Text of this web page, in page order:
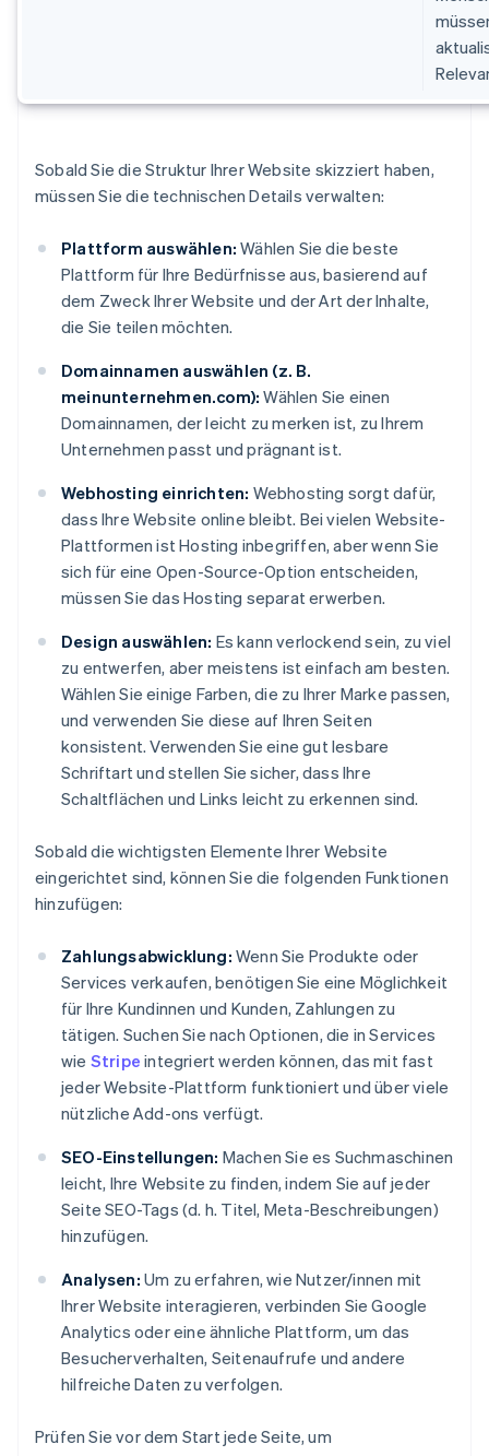
Sobald Sie die Struktur Ihrer Website skizziert haben,
müssen Sie die technischen Details verwalten:
Plattform auswählen: Wählen Sie die beste
Plattform für Ihre Bedürfnisse aus, basierend auf
dem Zweck Ihrer Website und der Art der Inhalte,
die Sie teilen möchten.
Domainnamen auswählen (z. B.
meinunternehmen.com): Wählen Sie einen
Domainnamen, der leicht zu merken ist, zu Ihrem
Unternehmen passt und prägnant ist.
Webhosting einrichten: Webhosting sorgt dafür,
dass Ihre Website online bleibt. Bei vielen Website-
Plattformen ist Hosting inbegriffen, aber wenn Sie
sich für eine Open-Source-Option entscheiden,
müssen Sie das Hosting separat erwerben.
Design auswählen: Es kann verlockend sein, zu viel
zu entwerfen, aber meistens ist einfach am besten.
Wählen Sie einige Farben, die zu Ihrer Marke passen,
und verwenden Sie diese auf Ihren Seiten
konsistent. Verwenden Sie eine gut lesbare
Schriftart und stellen Sie sicher, dass Ihre
Schaltflächen und Links leicht zu erkennen sind.
Sobald die wichtigsten Elemente Ihrer Website
eingerichtet sind, können Sie die folgenden Funktionen
hinzufügen:
Zahlungsabwicklung: Wenn Sie Produkte oder
Services verkaufen, benötigen Sie eine Möglichkeit
für Ihre Kundinnen und Kunden, Zahlungen zu
tätigen. Suchen Sie nach Optionen, die in Services
wie Stripe integriert werden können, das mit fast
jeder Website-Plattform funktioniert und über viele
nützliche Add-ons verfügt.
SEO-Einstellungen: Machen Sie es Suchmaschinen
leicht, Ihre Website zu finden, indem Sie auf jeder
Seite SEO-Tags (d. h. Titel, Meta-Beschreibungen)
hinzufügen.
Analysen: Um zu erfahren, wie Nutzer/innen mit
Ihrer Website interagieren, verbinden Sie Google
Analytics oder eine ähnliche Plattform, um das
Besucherverhalten, Seitenaufrufe und andere
hilfreiche Daten zu verfolgen.
Prüfen Sie vor dem Start jede Seite, um